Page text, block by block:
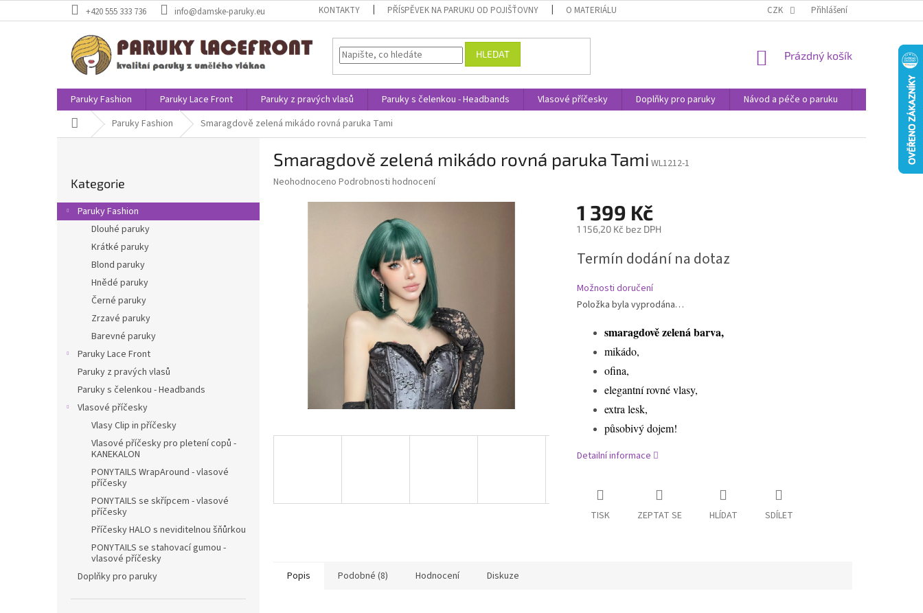
na
+420 555 333 736 info@damske-paruky.eu KONTAKTY PŘÍSPĚVEK NA PARUKU OD POJIŠŤOVNY O MATERIÁLU OBCHODNÍ PODMÍNKY PODMÍNKY
CZK Přihlášení
HLEDAT
NÁKUPNÍ
Prázdný košík
Paruky Fashion Paruky Lace Front Paruky z pravých vlasů Paruky s čelenkou - Headbands Vlasové příčesky Doplňky pro paruky Návod a péče o paruku
Příspěvek
Domů Paruky Fashion Smaragdově zelená mikádo rovná paruka Tami
r
a
kategorie
Kategorie
Paruky Fashion
Dlouhé paruky
Krátké paruky
Blond paruky
Hnědé paruky
Černé paruky
Zrzavé paruky
Barevné paruky
Paruky Lace Front
Paruky z pravých vlasů
Paruky s čelenkou - Headbands
Vlasové příčesky
Vlasy Clip in příčesky
Vlasové příčesky pro pletení copů -
KANEKALON
PONYTAILS WrapAround - vlasové
příčesky
PONYTAILS se skřípcem - vlasové
příčesky
Příčesky HALO s neviditelnou šňůrkou
PONYTAILS se stahovací gumou -
vlasové příčesky
Doplňky pro paruky
Smaragdově zelená mikádo rovná paruka Tami WL1212-1
Průměrné
Neohodnoceno Podrobnosti hodnocení
1 399 Kč
1 156,20 Kč bez DPH
cena:
Termín dodání na dotaz
Možnosti doručení
Položka byla vyprodána…
smaragdově zelená barva,
mikádo,
ofina,
elegantní rovné vlasy,
extra lesk,
působivý dojem!
Detailní informace
TISK ZEPTAT SE HLÍDAT SDÍLET
Popis Podobné (8) Hodnocení Diskuze